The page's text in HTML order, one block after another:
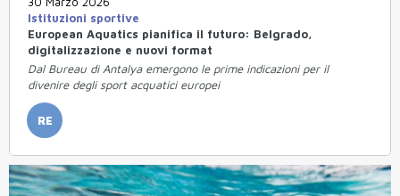
Istituzioni sportive
European Aquatics pianifica il futuro: Belgrado,
digitalizzazione e nuovi format
Dal Bureau di Antalya emergono le prime indicazioni per il
divenire degli sport acquatici europei
RE